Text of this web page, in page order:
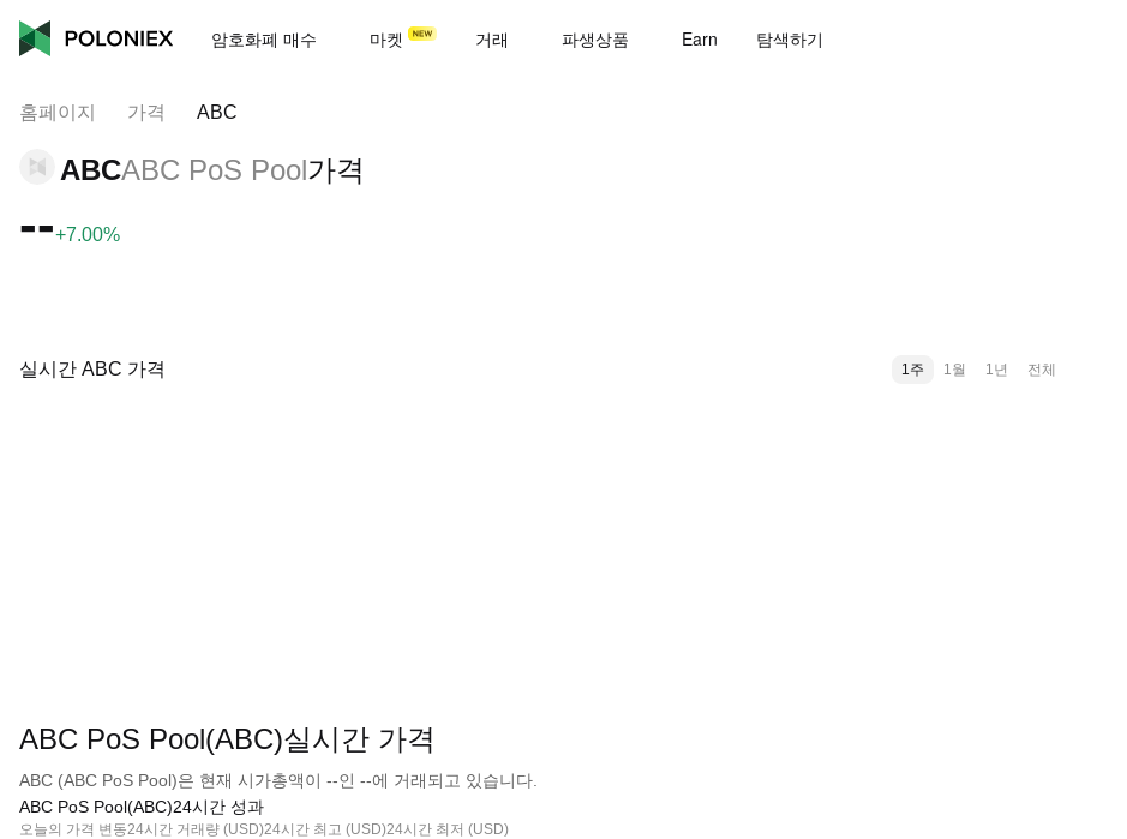
암호화폐 매수 마켓 거래 파생상품 Earn 탐색하기
홈페이지 가격 ABC
ABCABC PoS Pool가격
--+7.00%
실시간 ABC 가격 1주 1월 1년 전체
ABC PoS Pool(ABC)실시간 가격
ABC (ABC PoS Pool)은 현재 시가총액이 --인 --에 거래되고 있습니다.
ABC PoS Pool(ABC)24시간 성과
오늘의 가격 변동24시간 거래량 (USD)24시간 최고 (USD)24시간 최저 (USD)